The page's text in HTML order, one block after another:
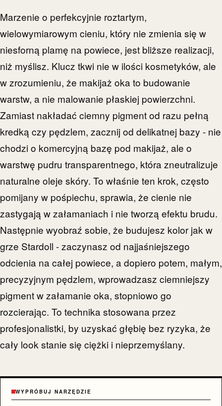
Marzenie o perfekcyjnie roztartym,
wielowymiarowym cieniu, który nie zmienia się w
niesforną plamę na powiece, jest bliższe realizacji,
niż myślisz. Klucz tkwi nie w ilości kosmetyków, ale
w zrozumieniu, że makijaż oka to budowanie
warstw, a nie malowanie płaskiej powierzchni.
Zamiast nakładać ciemny pigment od razu pełną
kredką czy pędzlem, zacznij od delikatnej bazy - nie
chodzi o komercyjną bazę pod makijaż, ale o
warstwę pudru transparentnego, która zneutralizuje
naturalne oleje skóry. To właśnie ten krok, często
pomijany w pośpiechu, sprawia, że cienie nie
zastygają w załamaniach i nie tworzą efektu brudu.
Następnie wyobraź sobie, że budujesz kolor jak w
grze Stardoll - zaczynasz od najjaśniejszego
odcienia na całej powiece, a dopiero potem, małym,
precyzyjnym pędzlem, wprowadzasz ciemniejszy
pigment w załamanie oka, stopniowo go
rozcierając. To technika stosowana przez
profesjonalistki, by uzyskać głębię bez ryzyka, że
cały look stanie się ciężki i nieprzemyślany.
WYPRÓBUJ NARZĘDZIE